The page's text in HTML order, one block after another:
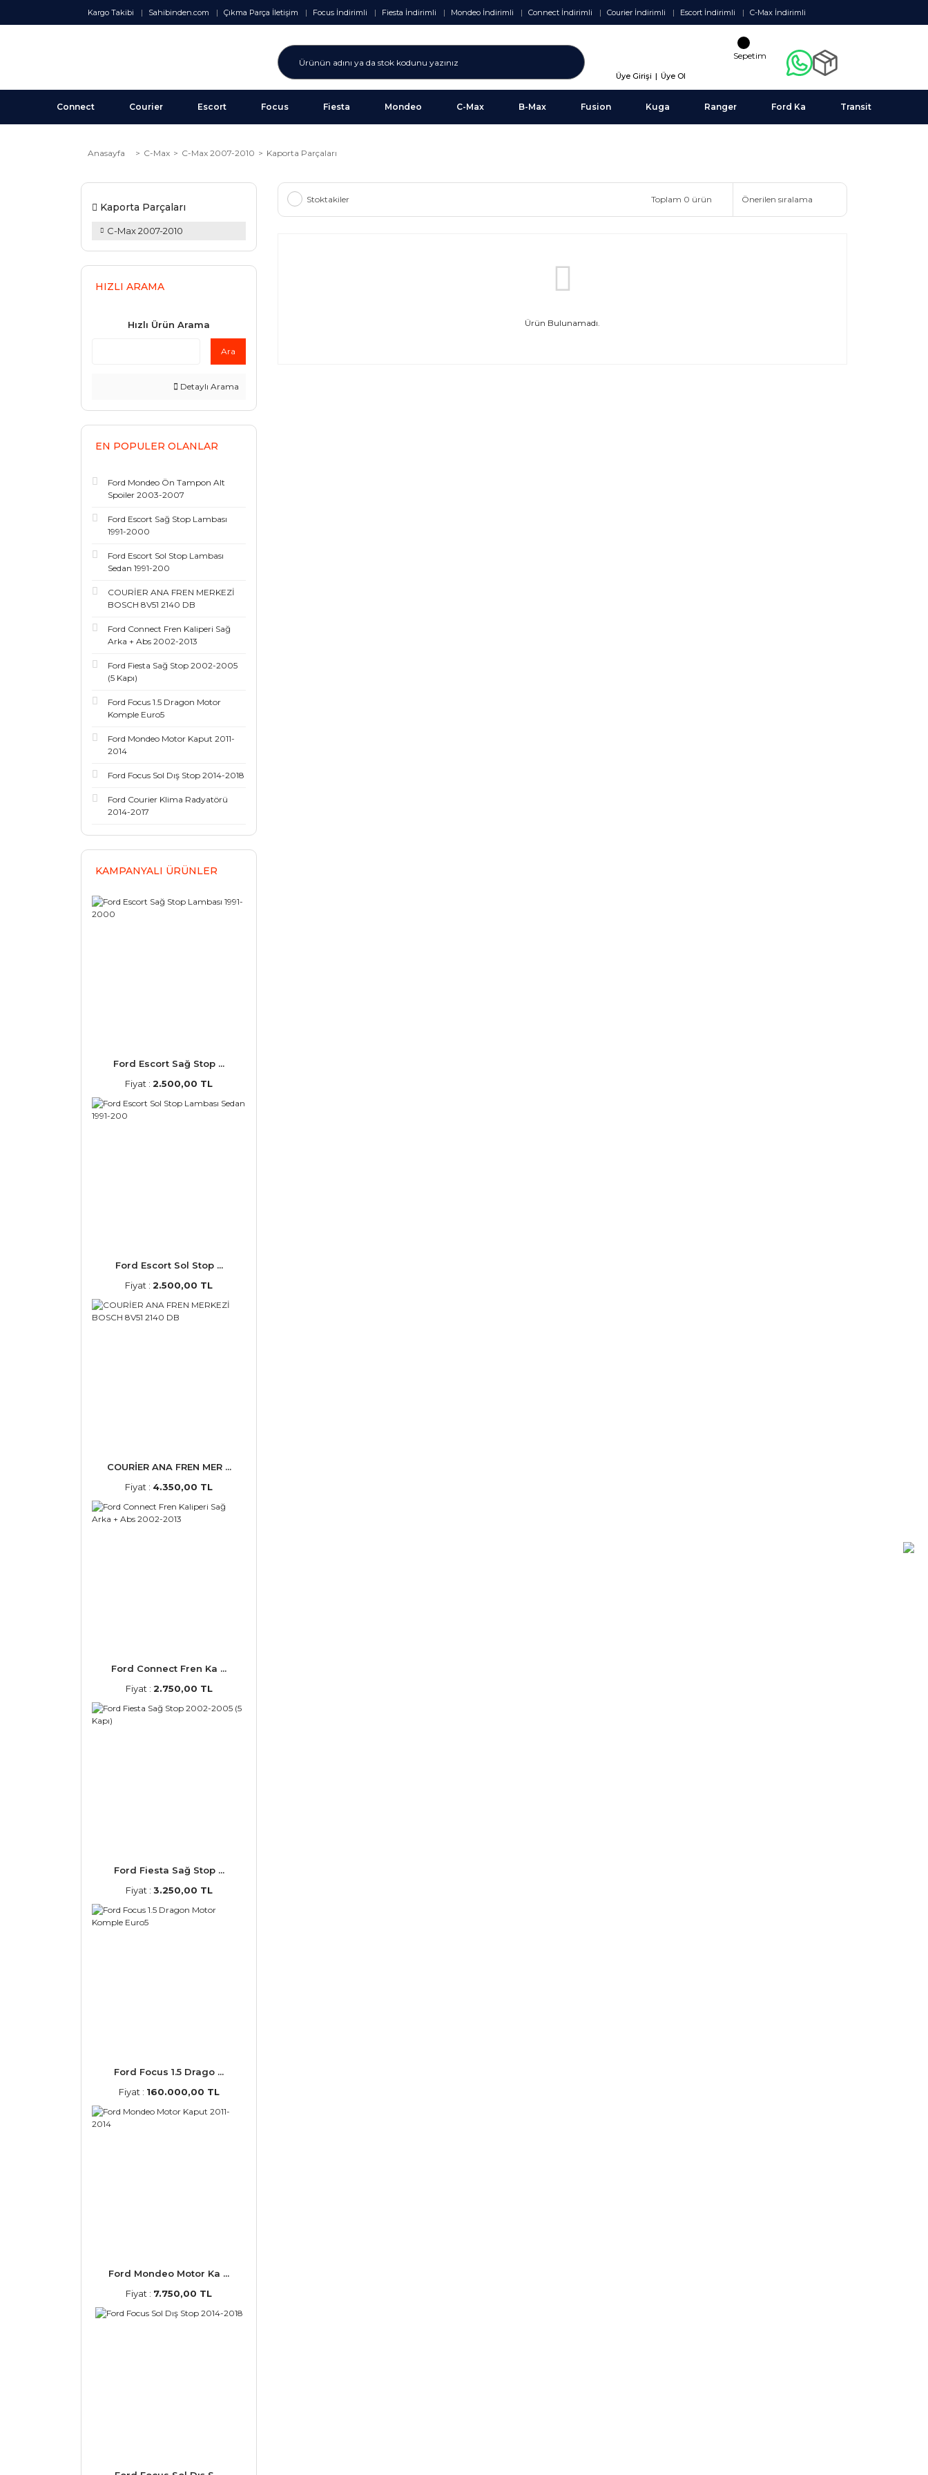
Kargo Takibi Sahibinden.com Çıkma Parça İletişim Focus İndirimli Fiesta İndirimli Mondeo İndirimli Connect İndirimli Courier İndirimli Escort İndirimli C-Max İndirimli
Üye Girişi | Üye Ol
Sepetim
Connect Courier Escort Focus Fiesta Mondeo C-Max B-Max Fusion Kuga Ranger Ford Ka Transit
Anasayfa C-Max C-Max 2007-2010 Kaporta Parçaları
Kaporta Parçaları
C-Max 2007-2010
HIZLI ARAMA
Hızlı Ürün Arama
Ara
Detaylı Arama
EN POPULER OLANLAR
Ford Mondeo Ön Tampon Alt
Spoiler 2003-2007
Ford Escort Sağ Stop Lambası
1991-2000
Ford Escort Sol Stop Lambası
Sedan 1991-200
COURİER ANA FREN MERKEZİ
BOSCH 8V51 2140 DB
Ford Connect Fren Kaliperi Sağ
Arka + Abs 2002-2013
Ford Fiesta Sağ Stop 2002-2005
(5 Kapı)
Ford Focus 1.5 Dragon Motor
Komple Euro5
Ford Mondeo Motor Kaput 2011-
2014
Ford Focus Sol Dış Stop 2014-2018
Ford Courier Klima Radyatörü
2014-2017
KAMPANYALI ÜRÜNLER
Ford Escort Sağ Stop ...
Fiyat : 2.500,00 TL
Ford Escort Sol Stop ...
Fiyat : 2.500,00 TL
COURİER ANA FREN MER ...
Fiyat : 4.350,00 TL
Ford Connect Fren Ka ...
Fiyat : 2.750,00 TL
Ford Fiesta Sağ Stop ...
Fiyat : 3.250,00 TL
Ford Focus 1.5 Drago ...
Fiyat : 160.000,00 TL
Ford Mondeo Motor Ka ...
Fiyat : 7.750,00 TL
Stoktakiler Toplam 0 ürün
Ürün Bulunamadı.